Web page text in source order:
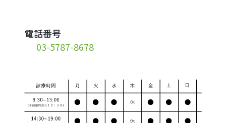
電話番号
03-5787-8678